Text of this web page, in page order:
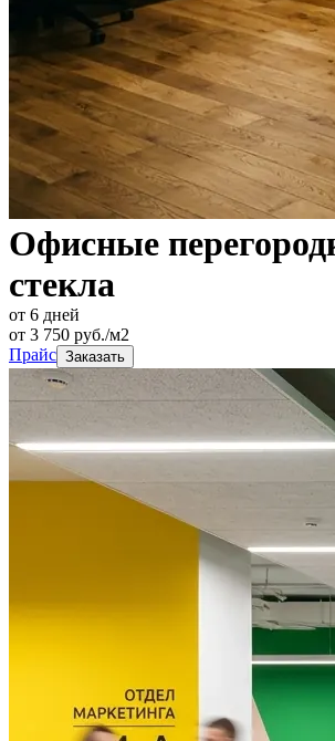
Офисные
стекла
от 6 дней
от 3 750 руб./м2
Прайс Заказать